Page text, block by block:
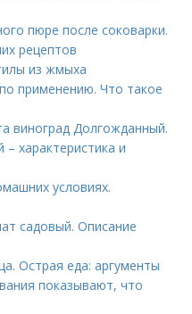
пюре после соковарки.
рецептов
из жмыха
применению. Что такое
виноград Долгожданный.
характеристика и
условиях.
садовый. Описание
Острая еда: аргументы
показывают, что